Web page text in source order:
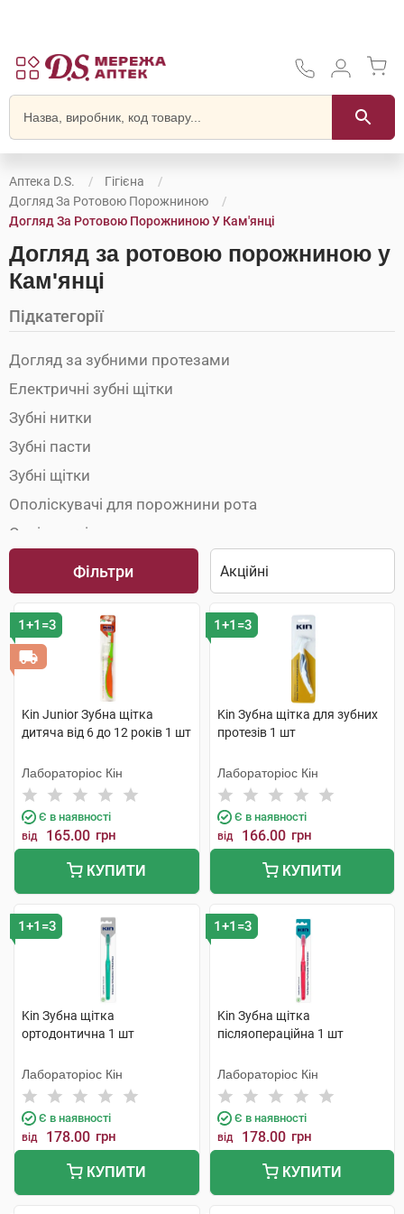
Аптека D.S.
Гігієна
Догляд За Ротовою Порожниною
Догляд За Ротовою Порожниною У Кам'янці
Догляд за ротовою порожниною у
Кам'янці
Підкатегорії
Догляд за зубними протезами
Електричні зубні щітки
Зубні нитки
Зубні пасти
Зубні щітки
Ополіскувачі для порожнини рота
Освіжувачі подиху
Фільтри
1+1=3
Kin Junior Зубна щітка
дитяча від 6 до 12 років 1 шт
Лабораторіос Кін
Є в наявності
від 165.00 грн
КУПИТИ
1+1=3
Kin Зубна щітка для зубних
протезів 1 шт
Лабораторіос Кін
Є в наявності
від 166.00 грн
КУПИТИ
1+1=3
Kin Зубна щітка
ортодонтична 1 шт
Лабораторіос Кін
Є в наявності
від 178.00 грн
КУПИТИ
1+1=3
Kin Зубна щітка
післяопераційна 1 шт
Лабораторіос Кін
Є в наявності
від 178.00 грн
КУПИТИ